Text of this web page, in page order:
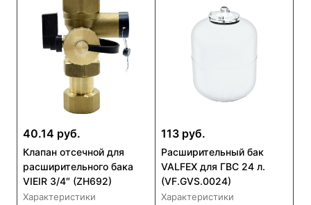
40.14 руб.
Клапан отсечной для
расширительного бака
VIEIR 3/4″ (ZH692)
Характеристики
113 руб.
Расширительный бак
VALFEX для ГВС 24 л.
(VF.GVS.0024)
Характеристики